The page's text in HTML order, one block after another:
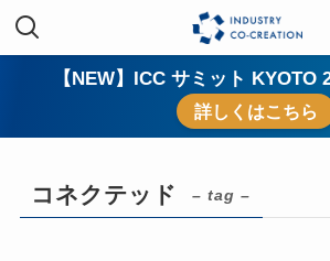
【NEW】ICC サミット KYOTO
詳しくはこちら
コネクテッド – tag –